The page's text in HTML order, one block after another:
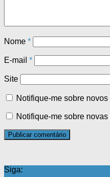
Nome *
E-mail *
Site
Notifique-me sobre
Notifique-me sobre
Siga: